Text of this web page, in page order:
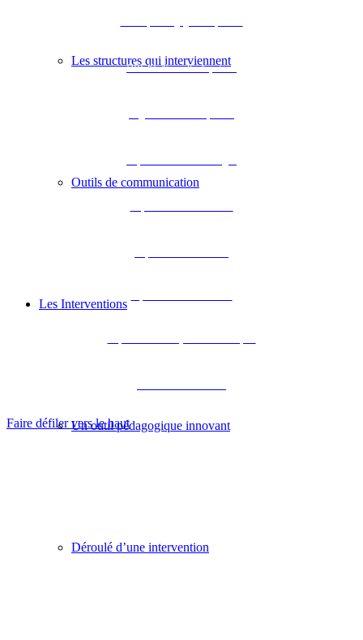
Les structures qui interviennent
Outils de communication
Les Interventions
Un outil pédagogique innovant
Déroulé d’une intervention
DREAL Nouvelle-Aquitaine
Faire défiler vers le haut